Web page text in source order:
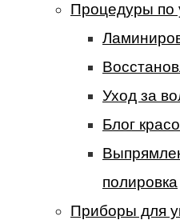
Процедуры по
Уход за
Блог
полировка
Приборы для